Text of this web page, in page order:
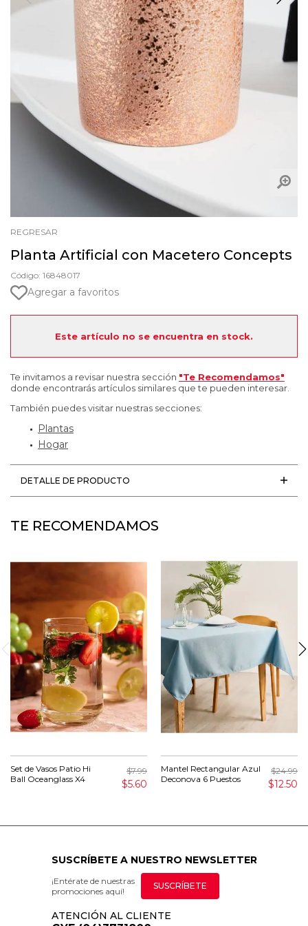
REGRESAR
Planta Artificial con Macetero Concepts
Código: 16848017
Agregar a favoritos
Este artículo no se encuentra en stock.
Te invitamos a revisar nuestra sección "Te Recomendamos"
donde encontrarás artículos similares que te pueden interesar.
También puedes visitar nuestras secciones:
Plantas
Hogar
DETALLE DE PRODUCTO
TE RECOMENDAMOS
Set de Vasos Patio Hi
Ball Oceanglass X4
$7.99
$5.60
Mantel Rectangular Azul
Deconova 6 Puestos
$24.99
$12.50
SUSCRÍBETE A NUESTRO NEWSLETTER
¡Entérate de nuestras
promociones aquí!
SUSCRÍBETE
ATENCIÓN AL CLIENTE